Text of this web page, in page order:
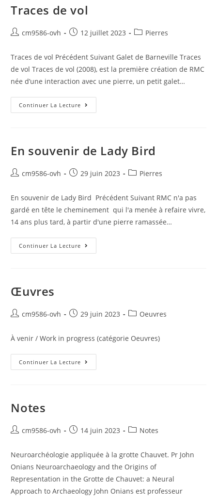
Traces de vol
cm9586-ovh 12 juillet 2023 Pierres
Traces de vol Précédent Suivant Galet de Barneville Traces
de vol Traces de vol (2008), est la première création de RMC
née d’une interaction avec une pierre, un petit galet…
Continuer La Lecture
En souvenir de Lady Bird
cm9586-ovh 29 juin 2023 Pierres
En souvenir de Lady Bird Précédent Suivant RMC n'a pas
gardé en tête le cheminement qui l'a menée à refaire vivre,
14 ans plus tard, à partir d'une pierre ramassée…
Continuer La Lecture
Œuvres
cm9586-ovh 29 juin 2023 Oeuvres
À venir / Work in progress (catégorie Oeuvres)
Continuer La Lecture
Notes
cm9586-ovh 14 juin 2023 Notes
Neuroarchéologie appliquée à la grotte Chauvet. Pr John
Onians Neuroarchaeology and the Origins of
Representation in the Grotte de Chauvet: a Neural
Approach to Archaeology John Onians est professeur